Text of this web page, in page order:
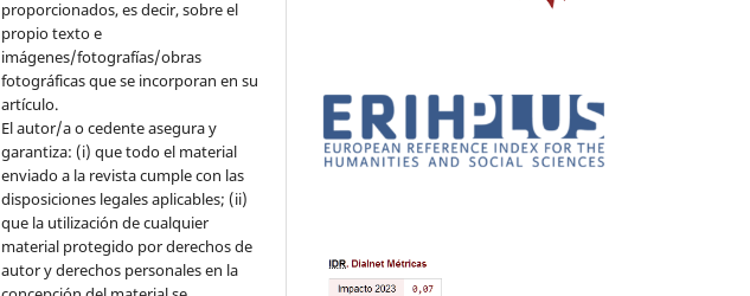
proporcionados, es decir, sobre el
propio texto e
imágenes/fotografías/obras
fotográficas que se incorporan en su
artículo.
El autor/a o cedente asegura y
garantiza: (i) que todo el material
enviado a la revista cumple con las
disposiciones legales aplicables; (ii)
que la utilización de cualquier
material protegido por derechos de
autor y derechos personales en la